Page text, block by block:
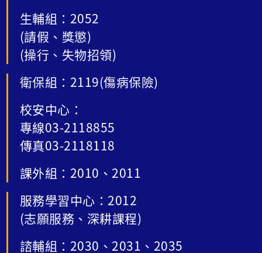
生輔組：2052
(請假、獎懲)
(操行、失物招領)
衛保組：2119(傷病保險)
校安中心：
專線03-2118855
傳真03-2118118
課外組：2010、2011
服務學習中心：2012
(志願服務、深耕課程)
諮輔組：2030、2031、2035